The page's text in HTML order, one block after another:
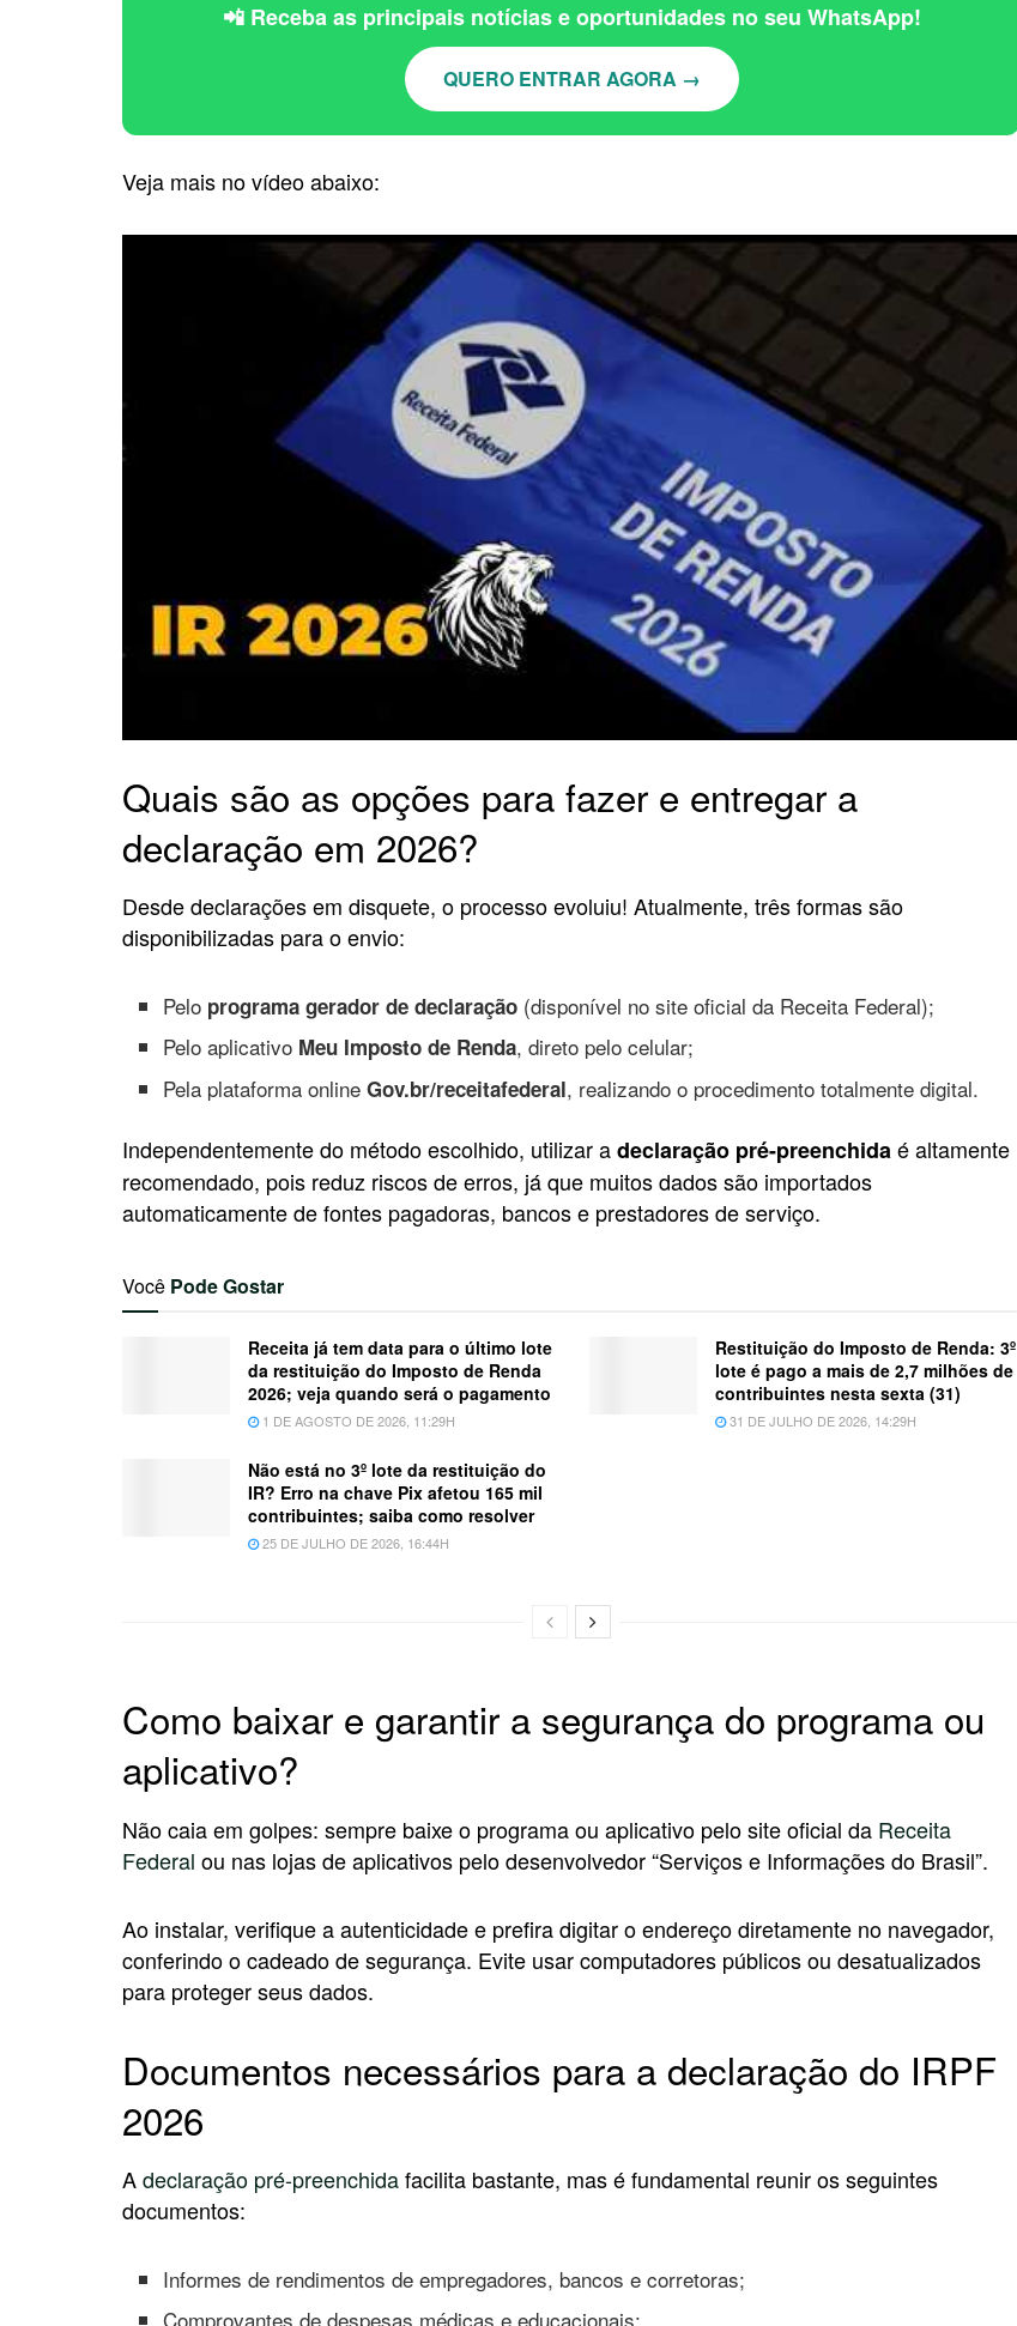
📲 Receba as principais notícias e oportunidades no seu WhatsApp!
QUERO ENTRAR AGORA →
Veja mais no vídeo abaixo:
Quais são as opções para fazer e entregar a
declaração em 2026?
Desde declarações em disquete, o processo evoluiu! Atualmente, três formas são
disponibilizadas para o envio:
Pelo programa gerador de declaração (disponível no site oficial da Receita Federal);
Pelo aplicativo Meu Imposto de Renda, direto pelo celular;
Pela plataforma onlineGov.br/receitafederal, realizando o procedimento totalmente digital.
Independentemente do método escolhido, utilizar adeclaração pré-preenchidaé altamente
recomendado, pois reduz riscos de erros, já que muitos dados são importados
automaticamente de fontes pagadoras, bancos e prestadores de serviço.
Você Pode Gostar
Receita já tem data para o último lote
da restituição do Imposto de Renda
2026; veja quando será o pagamento
1 DE AGOSTO DE 2026, 11:29H
Restituição do Imposto de Renda: 3º
lote é pago a mais de 2,7 milhões de
contribuintes nesta sexta (31)
31 DE JULHO DE 2026, 14:29H
Não está no 3º lote da restituição do
IR? Erro na chave Pix afetou 165 mil
contribuintes; saiba como resolver
25 DE JULHO DE 2026, 16:44H
Como baixar e garantir a segurança do programa ou
aplicativo?
Não caia em golpes: sempre baixe o programa ou aplicativo pelo site oficial da Receita
Federal ou nas lojas de aplicativos pelo desenvolvedor “Serviços e Informações do Brasil”.
Ao instalar, verifique a autenticidade e prefira digitar o endereço diretamente no navegador,
conferindo o cadeado de segurança. Evite usar computadores públicos ou desatualizados
para proteger seus dados.
Documentos necessários para a declaração do IRPF
2026
Adeclaração pré-preenchidafacilita bastante, mas é fundamental reunir os seguintes
documentos:
Informes de rendimentos de empregadores, bancos e corretoras;
Comprovantes de despesas médicas e educacionais;